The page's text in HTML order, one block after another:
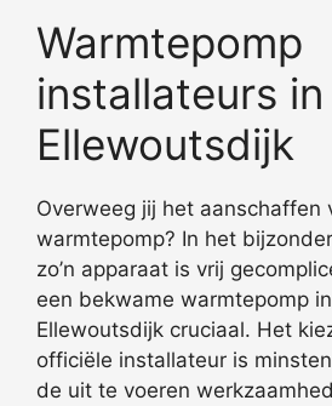
Warmtepomp
installateurs in
Ellewoutsdijk
Overweeg jij het aanschaffen
warmtepomp? In het
zo’n apparaat is vrij
een bekwame warmtepomp
Ellewoutsdijk cruciaal. Het
officiële installateur is
de uit te voeren